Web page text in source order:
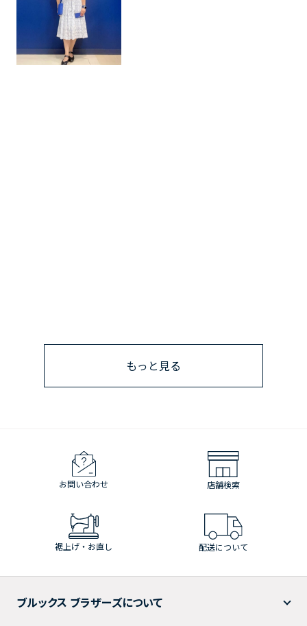
もっと見る
お問い合わせ 店舗検索
裾上げ・お直し 配送について
ブルックス ブラザーズについて